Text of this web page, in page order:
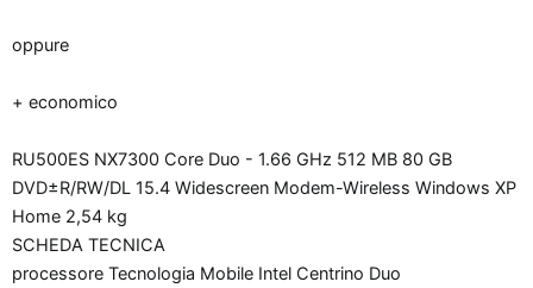
oppure
+ economico
RU500ES NX7300 Core Duo - 1.66 GHz 512 MB 80 GB
DVD±R/RW/DL 15.4 Widescreen Modem-Wireless Windows XP
Home 2,54 kg
SCHEDA TECNICA
processore Tecnologia Mobile Intel Centrino Duo